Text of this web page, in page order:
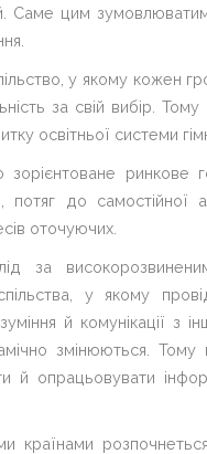
Саме цим
у якому кожен
за свій вибір.
освітньої системи
ринкове
потяг до
оточуючих.
за
у якому
й комунікації
змінюються.
й опрацьовувати
країнами